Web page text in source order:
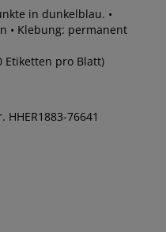
in dunkelblau. •
• Klebung: permanent
Etiketten pro Blatt)
HHER1883-76641